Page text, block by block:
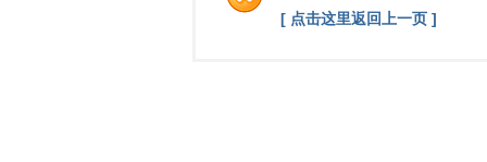
[ 点击这里返回上一页 ]